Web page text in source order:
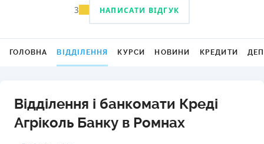
3 НАПИСАТИ ВІДГУК
ГОЛОВНА ВІДДІЛЕННЯ КУРСИ НОВИНИ КРЕДИТИ
Відділення і банкомати Креді
Агріколь Банку в Ромнах